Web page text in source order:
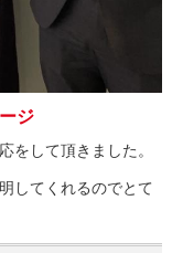
ジ
をして頂きました。
してくれるのでとて